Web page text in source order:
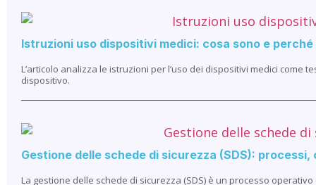
Istruzioni uso dispositivi medici: cosa sono e
L’articolo analizza le istruzioni per l’uso dei dispositivi medici come
dispositivo.
Gestione delle schede di sicurezza (SDS):
La gestione delle schede di sicurezza (SDS) è un processo